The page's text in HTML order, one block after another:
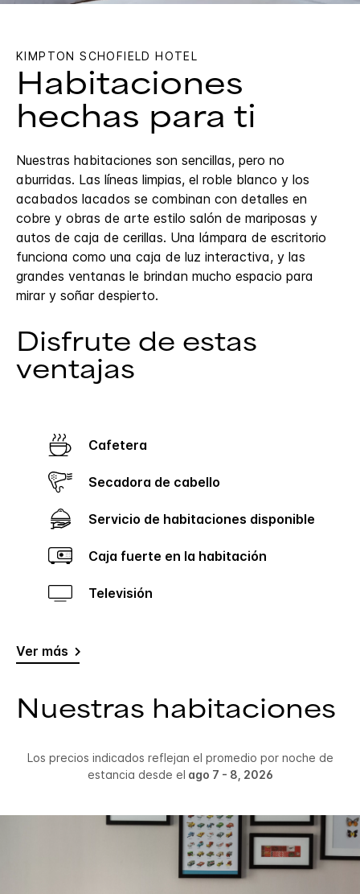
KIMPTON SCHOFIELD HOTEL
Habitaciones
hechas para ti
Nuestras habitaciones son sencillas, pero no
aburridas. Las líneas limpias, el roble blanco y los
acabados lacados se combinan con detalles en
cobre y obras de arte estilo salón de mariposas y
autos de caja de cerillas. Una lámpara de escritorio
funciona como una caja de luz interactiva, y las
grandes ventanas le brindan mucho espacio para
mirar y soñar despierto.
Disfrute de estas
ventajas
Cafetera
Secadora de cabello
Servicio de habitaciones disponible
Caja fuerte en la habitación
Televisión
Ver más
Nuestras habitaciones
Los precios indicados reflejan el promedio por noche de
estancia desde el ago 7 - 8, 2026